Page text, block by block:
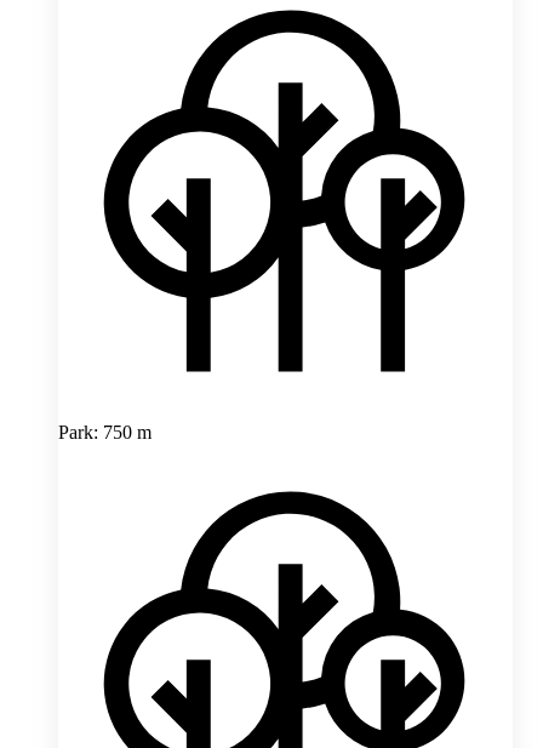
Park: 750 m